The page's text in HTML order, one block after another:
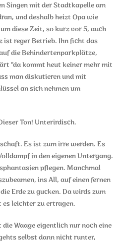
Singen mit der Stadtkapelle am
und deshalb heizt Opa wie
diese Zeit, so kurz vor 5, auch
ist reger Betrieb. Ihn ficht das
die Behindertenparkplätze,
"da kommt heut keiner mehr mit
man diskutieren und mit
an sich nehmen um
Ton! Unterirdisch.
Es ist zum irre werden. Es
in den eigenen Untergang.
pflegen. Manchmal
ins All, auf einen fernen
Erde zu gucken. Da wirds zum
leichter zu ertragen.
Waage eigentlich nur noch eine
selbst dann nicht runter,